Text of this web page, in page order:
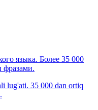
языка. Более 35 000
фразами.
lug'ati. 35 000 dan ortiq